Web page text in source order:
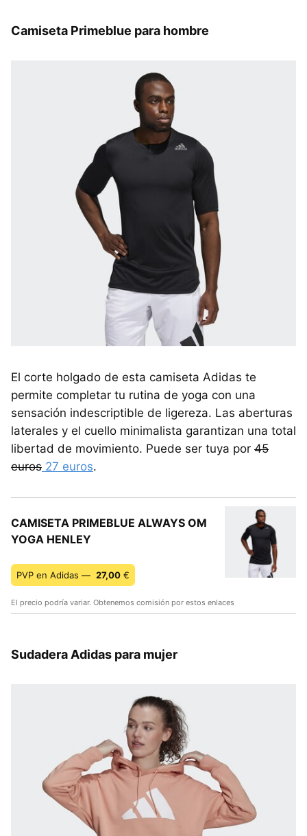
Camiseta Primeblue para hombre
El corte holgado de esta camiseta Adidas te
permite completar tu rutina de yoga con una
sensación indescriptible de ligereza. Las aberturas
laterales y el cuello minimalista garantizan una total
libertad de movimiento. Puede ser tuya por 45
euros 27 euros.
CAMISETA PRIMEBLUE ALWAYS OM
YOGA HENLEY
PVP en Adidas — 27,00 €
El precio podría variar. Obtenemos comisión por estos enlaces
Sudadera Adidas para mujer